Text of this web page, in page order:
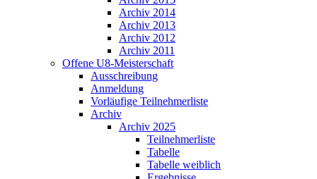
Archiv 2014
Archiv 2013
Archiv 2012
Archiv 2011
Offene U8-Meisterschaft
Ausschreibung
Anmeldung
Vorläufige Teilnehmerliste
Archiv
Archiv 2025
Teilnehmerliste
Tabelle
Tabelle weiblich